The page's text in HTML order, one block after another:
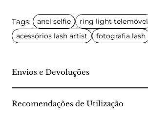
Tags: anel selfie
ring light telemóvel
acessórios lash artist
fotografia lash
Envios e Devoluções
Recomendações de Utilização